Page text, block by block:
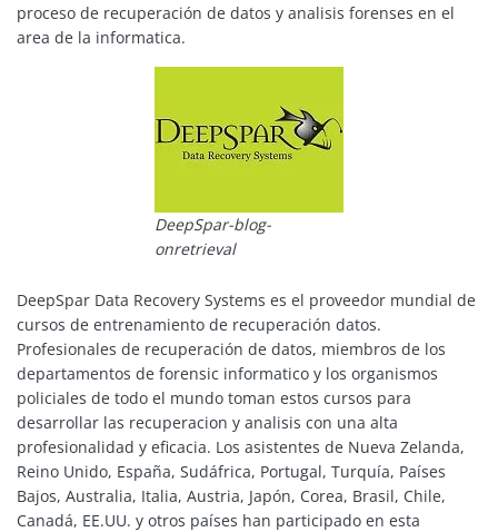
proceso de recuperación de datos y analisis forenses en el
area de la informatica.
DeepSpar-blog-
onretrieval
DeepSpar Data Recovery Systems es el proveedor mundial de
cursos de entrenamiento de recuperación datos.
Profesionales de recuperación de datos, miembros de los
departamentos de forensic informatico y los organismos
policiales de todo el mundo toman estos cursos para
desarrollar las recuperacion y analisis con una alta
profesionalidad y eficacia. Los asistentes de Nueva Zelanda,
Reino Unido, España, Sudáfrica, Portugal, Turquía, Países
Bajos, Australia, Italia, Austria, Japón, Corea, Brasil, Chile,
Canadá, EE.UU. y otros países han participado en esta